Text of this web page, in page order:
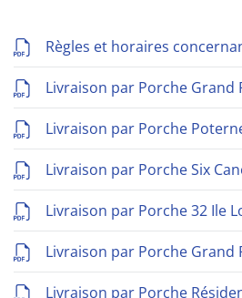
Règles et horaires
Livraison par Porche Grand
Livraison par Porche
Livraison par Porche Six
Livraison par Porche 32 Ile
Livraison par Porche Grand
Livraison par Porche